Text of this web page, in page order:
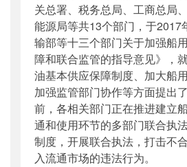
关总署、税务总局、工商总局
能源局等共13个部门，于2017
输部等十三个部门关于加强船
障和联合监管的指导意见》，
油基本供应保障制度、加大船
加强监管部门协作等方面提出
前，各相关部门正在推进建立
通和使用环节的多部门联合执
制度，开展联合执法，打击不
入流通市场的违法行为。